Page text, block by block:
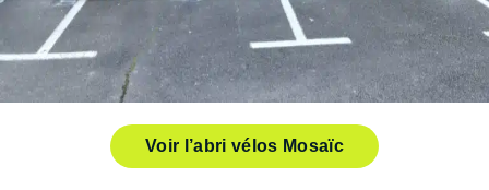
Voir l’abri vélos Mosaïc